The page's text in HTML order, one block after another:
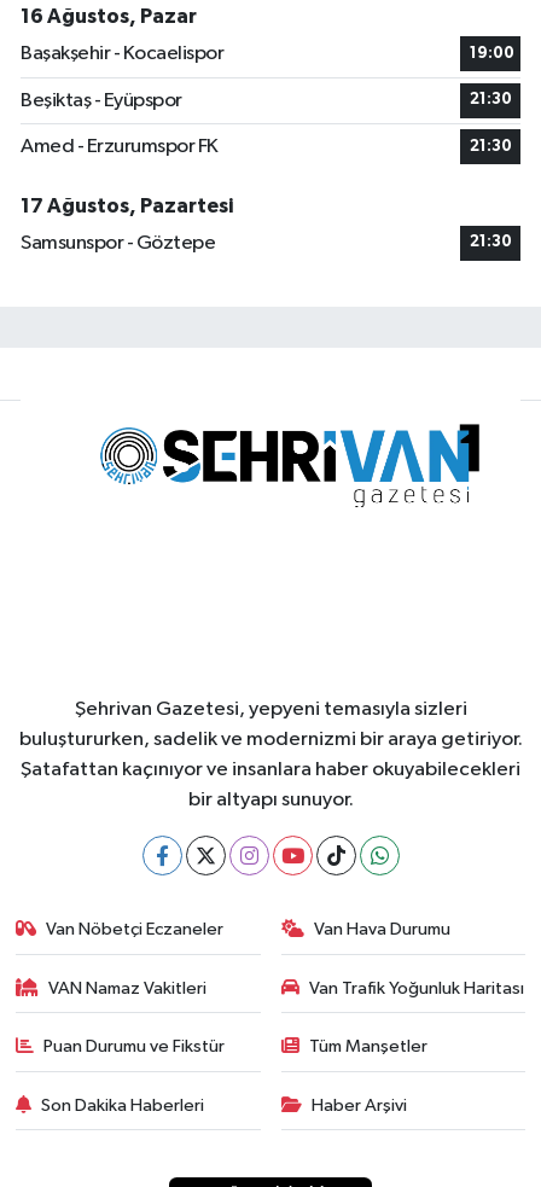
16 Ağustos, Pazar
Başakşehir - Kocaelispor
19:00
Beşiktaş - Eyüpspor 21:30
Amed - Erzurumspor FK 21:30
17 Ağustos, Pazartesi
Samsunspor - Göztepe
21:30
Şehrivan Gazetesi, yepyeni temasıyla sizleri
buluştururken, sadelik ve modernizmi bir araya getiriyor.
Şatafattan kaçınıyor ve insanlara haber okuyabilecekleri
bir altyapı sunuyor.
Van Nöbetçi Eczaneler Van Hava Durumu
VAN Namaz Vakitleri Van Trafik Yoğunluk Haritası
Puan Durumu ve Fikstür Tüm Manşetler
Son Dakika Haberleri Haber Arşivi